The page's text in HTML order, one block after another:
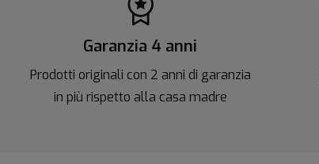
Garanzia 4 anni
Prodotti originali con 2 anni di garanzia
in più rispetto alla casa madre